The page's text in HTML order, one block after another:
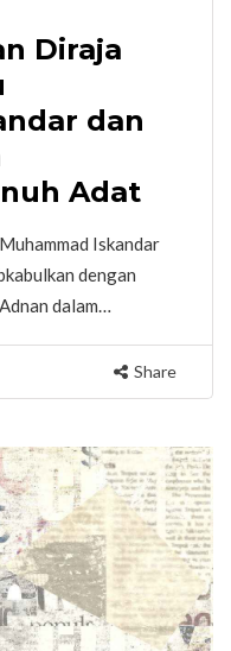
Diraja
dan
Adat
Iskandar
dengan
dalam…
Share